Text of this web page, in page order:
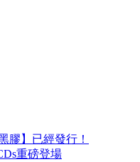
膠】已經發行！
重磅登場